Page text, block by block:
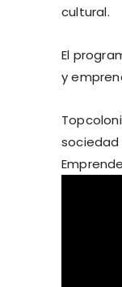
cultural.
El
y
sociedad